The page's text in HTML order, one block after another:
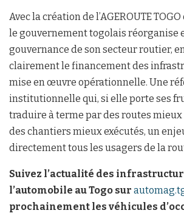
Avec la création de l’AGEROUTE
le gouvernement togolais réorganise
gouvernance de son secteur routier,
clairement le financement des
mise en œuvre opérationnelle. Une
institutionnelle qui, si elle porte ses
traduire à terme par des routes
des chantiers mieux exécutés, un
directement tous les usagers de la
Suivez l’actualité des
l’automobile au Togo sur
prochainement les véhicules